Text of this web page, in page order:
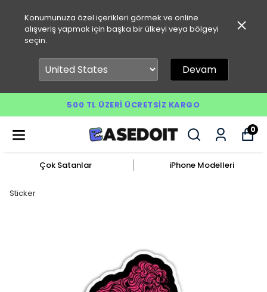
Konumunuza özel içerikleri görmek ve online
alışveriş yapmak için başka bir ülkeyi veya bölgeyi
seçin.
Devam
500 TL ÜZERI ÜCRETSIZ KARGO
0
Çok Satanlar iPhone Modelleri
Sticker